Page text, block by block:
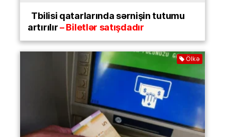
Tbilisi qatarlarında sərnişin tutumu
artırılır– Biletlər satışdadır
Ölkə